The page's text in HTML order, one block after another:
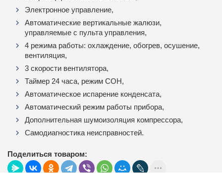
Электронное управление,
Автоматические вертикальные жалюзи,
управляемые с пульта управления,
4 режима работы: охлаждение, обогрев, осушение,
вентиляция,
3 скорости вентилятора,
Таймер 24 часа, режим СОН,
Автоматическое испарение конденсата,
Автоматический режим работы прибора,
Дополнительная шумоизоляция компрессора,
Самодиагностика неисправностей.
Поделиться товаром: